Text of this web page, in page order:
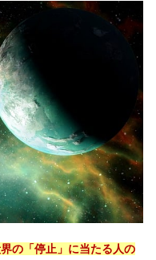
の「停止」に当たる人の